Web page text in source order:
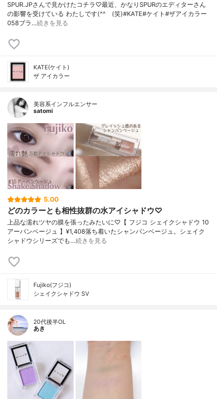
SPUR.JPさんで見かけたコチラ♡最近、かなりSPURのエディターさん
の影響を受けている わたしです(^^ゞ(笑)#KATE#ケイト#ザアイカラー
058ブラ…続きを見る
KATE(ケイト)
ザ アイカラー
美容系インフルエンサー
satomi
5.00
どのカラーとも相性抜群の水アイシャドウ♡
上品な濡れツヤの膜を張ったみたいに♡【 フジコ シェイクシャドウ 10
アーバンベージュ 】¥1,408落ち着いたシャンパンベージュ。シェイク
シャドウシリーズでも…続きを見る
Fujiko(フジコ)
シェイクシャドウ SV
20代後半OL
あき